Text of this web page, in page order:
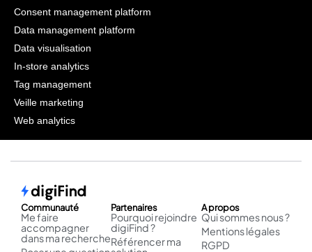
Consent management platform
Data management platform
Data visualisation
In-store analytics
Tag management
Veille marketing
Web analytics
Communauté
Me faire
accompagner
dans ma recherche
Partenaires
Pourquoi rejoindre
digiFind ?
Référencer ma
A propos
Qui sommes nous ?
Mentions légales
RGPD